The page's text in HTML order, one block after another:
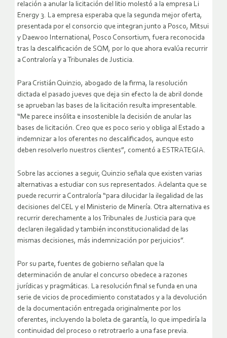
relación a anular la licitación del litio molestó a la empresa Li
Energy 3. La empresa esperaba que la segunda mejor oferta,
presentada por el consorcio que integran junto a Posco, Mitsui
y Daewoo International, Posco Consortium, fuera reconocida
tras la descalificación de SQM, por lo que ahora evalúa recurrir
a Contraloría y a Tribunales de Justicia.
Para Cristián Quinzio, abogado de la firma, la resolución
dictada el pasado jueves que deja sin efecto la de abril donde
se aprueban las bases de la licitación resulta impresentable.
“Me parece insólita e insostenible la decisión de anular las
bases de licitación. Creo que es poco serio y obliga al Estado a
indemnizar a los oferentes no descalificados, aunque esto
deben resolverlo nuestros clientes”, comentó a ESTRATEGIA.
Sobre las acciones a seguir, Quinzio señala que existen varias
alternativas a estudiar con sus representados. Adelanta que se
puede recurrir a Contraloría “para dilucidar la ilegalidad de las
decisiones del CEL y el Ministerio de Minería. Otra alternativa es
recurrir derechamente a los Tribunales de Justicia para que
declaren ilegalidad y también inconstitucionalidad de las
mismas decisiones, más indemnización por perjuicios”.
Por su parte, fuentes de gobierno señalan que la
determinación de anular el concurso obedece a razones
jurídicas y pragmáticas. La resolución final se funda en una
serie de vicios de procedimiento constatados y a la devolución
de la documentación entregada originalmente por los
oferentes, incluyendo la boleta de garantía, lo que impediría la
continuidad del proceso o retrotraerlo a una fase previa.